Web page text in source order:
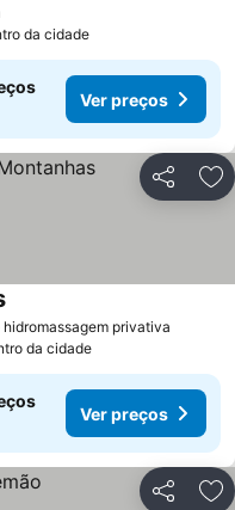
da cidade
Ver preços
Partilhar
privativa
da cidade
Ver preços
Partilhar